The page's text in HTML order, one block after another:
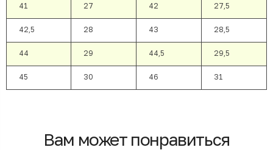
41 27 42 27,5
42,5 28 43 28,5
44 29 44,5 29,5
45 30 46 31
Вам может понравиться